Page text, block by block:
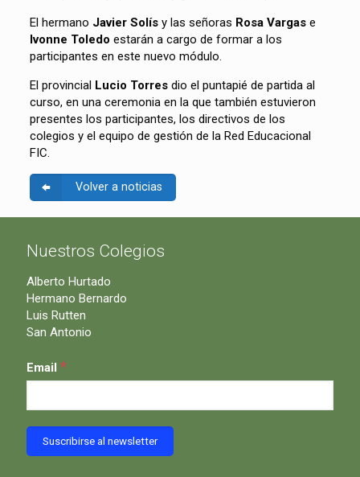
El hermano Javier Solísy las señoras Rosa Vargase
Ivonne Toledo estarán a cargo de formar a los
participantes en este nuevo módulo.
El provincial Lucio Torresdio el puntapié de partida al
curso, en una ceremonia en la que también estuvieron
presentes los participantes, los directivos de los
colegios y el equipo de gestión de la Red Educacional
FIC.
Volver a noticias
Nuestros Colegios
Alberto Hurtado
Hermano Bernardo
Luis Rutten
San Antonio
Email *